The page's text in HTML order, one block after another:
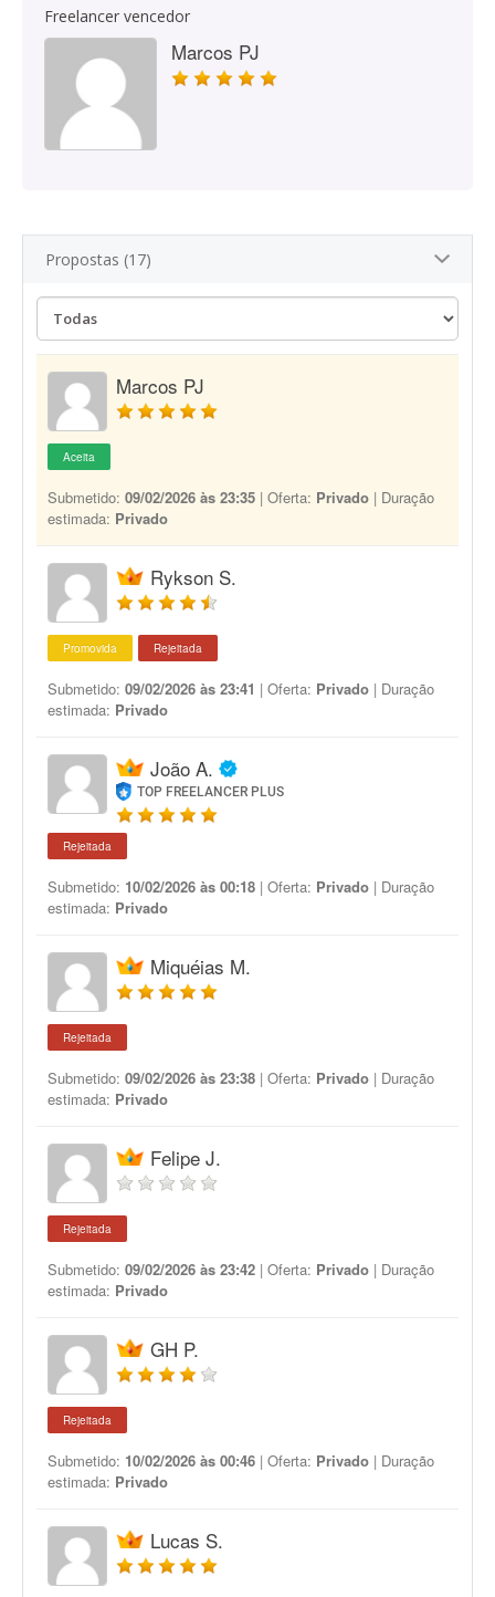
Freelancer vencedor
Marcos PJ
Propostas (17)
Marcos PJ
Aceita
Submetido: 09/02/2026 às 23:35 | Oferta: Privado | Duração
estimada: Privado
Rykson S.
Promovida Rejeitada
Submetido: 09/02/2026 às 23:41 | Oferta: Privado | Duração
estimada: Privado
João A.
TOP FREELANCER PLUS
Rejeitada
Submetido: 10/02/2026 às 00:18 | Oferta: Privado | Duração
estimada: Privado
Miquéias M.
Rejeitada
Submetido: 09/02/2026 às 23:38 | Oferta: Privado | Duração
estimada: Privado
Felipe J.
Rejeitada
Submetido: 09/02/2026 às 23:42 | Oferta: Privado | Duração
estimada: Privado
GH P.
Rejeitada
Submetido: 10/02/2026 às 00:46 | Oferta: Privado | Duração
estimada: Privado
Lucas S.